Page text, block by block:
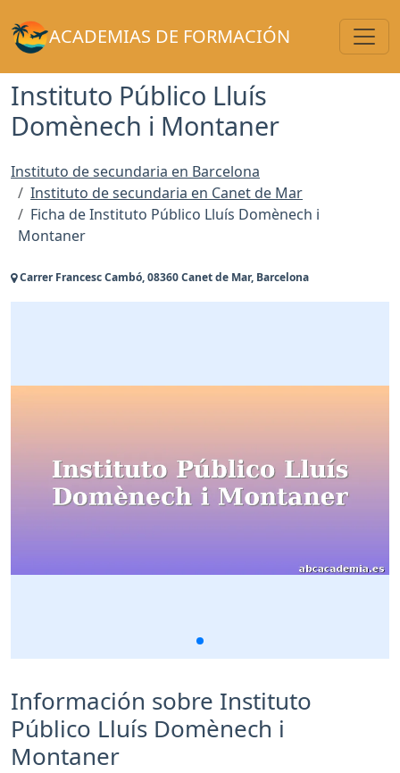
ACADEMIAS DE FORMACIÓN
Instituto Público Lluís
Domènech i Montaner
Instituto de secundaria en Barcelona
Instituto de secundaria en Canet de Mar
Ficha de Instituto Público Lluís Domènech i
Montaner
Carrer Francesc Cambó, 08360 Canet de Mar, Barcelona
Información sobre Instituto
Público Lluís Domènech i
Montaner